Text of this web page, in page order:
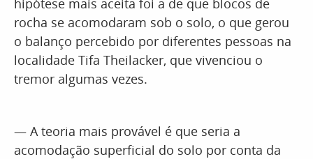
hipótese mais aceita foi a de que blocos de
rocha se acomodaram sob o solo, o que gerou
o balanço percebido por diferentes pessoas na
localidade Tifa Theilacker, que vivenciou o
tremor algumas vezes.
— A teoria mais provável é que seria a
acomodação superficial do solo por conta da